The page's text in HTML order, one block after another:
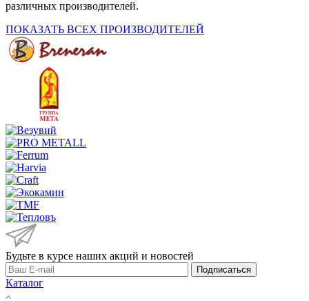
различных производителей.
ПОКАЗАТЬ ВСЕХ ПРОИЗВОДИТЕЛЕЙ
Будьте в курсе наших акций и новостей
Подписаться
Каталог